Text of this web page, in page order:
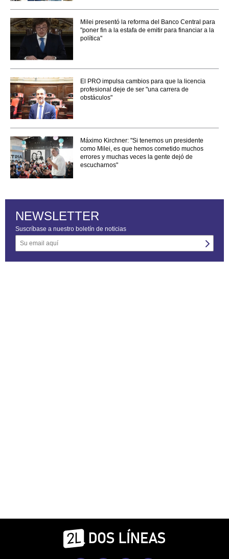
Milei presentó la reforma del Banco Central para
"poner fin a la estafa de emitir para financiar a la
política"
El PRO impulsa cambios para que la licencia
profesional deje de ser "una carrera de
obstáculos"
Máximo Kirchner: "Si tenemos un presidente
como Milei, es que hemos cometido muchos
errores y muchas veces la gente dejó de
escucharnos"
NEWSLETTER
Suscríbase a nuestro boletín de noticias